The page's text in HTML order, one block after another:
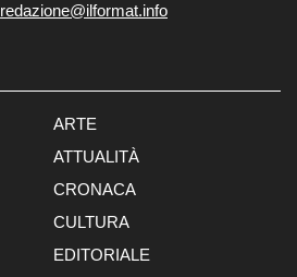
redazione@ilformat.info
ARTE
ATTUALITÀ
CRONACA
CULTURA
EDITORIALE